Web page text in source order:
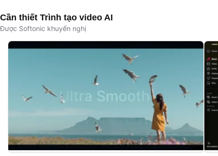
Cần thiết Trình tạo video AI
Được Softonic khuyến nghị